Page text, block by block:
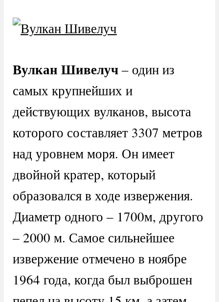
Вулкан Шивелуч– один из
самых крупнейших и
действующих вулканов, высота
которого составляет 3307 метров
над уровнем моря. Он имеет
двойной кратер, который
образовался в ходе извержения.
Диаметр одного – 1700м, другого
– 2000 м. Самое сильнейшее
извержение отмечено в ноябре
1964 года, когда был выброшен